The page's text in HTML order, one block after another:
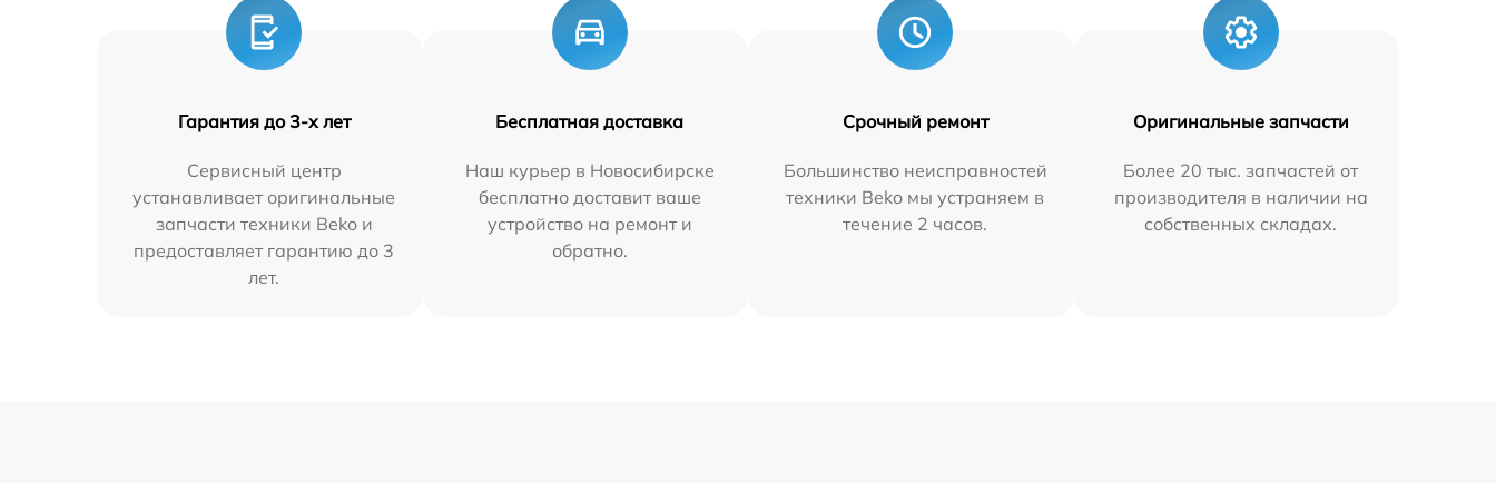
Гарантия до 3-х лет
Сервисный центр
устанавливает оригинальные
запчасти техники Beko и
предоставляет гарантию до 3
лет.
Бесплатная доставка
Наш курьер в Новосибирске
бесплатно доставит ваше
устройство на ремонт и
обратно.
Срочный ремонт
Большинство неисправностей
техники Beko мы устраняем в
течение 2 часов.
Оригинальные запчасти
Более 20 тыс. запчастей от
производителя в наличии на
собственных складах.